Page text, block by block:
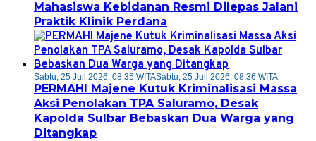
Mahasiswa Kebidanan Resmi Dilepas Jalani
Praktik Klinik Perdana
Sabtu, 25 Juli 2026, 08:35 WITASabtu, 25 Juli 2026, 08:36 WITA
PERMAHI Majene Kutuk Kriminalisasi Massa
Aksi Penolakan TPA Saluramo, Desak
Kapolda Sulbar Bebaskan Dua Warga yang
Ditangkap